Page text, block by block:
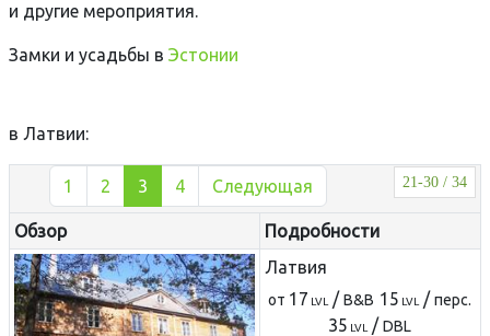
и другие мероприятия.
Замки и усадьбы в Эстонии
в Латвии:
21-30 / 34
1 2 3 4 Следующая
Обзор
Подробности
Латвия
от 17 LVL /B&B 15 LVL /перс.
35 LVL /DBL